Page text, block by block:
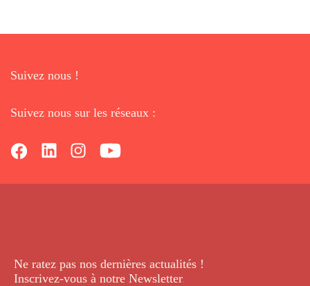
Suivez nous !
Suivez nous sur les réseaux :
Ne ratez pas nos dernières actualités !
Inscrivez-vous à notre Newsletter.